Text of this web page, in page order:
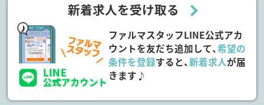
新着求人を受け取る
ファルマスタッフLINE公式アカ
ウントを友だち追加して、希望の
条件を登録すると、新着求人が届
きます♪